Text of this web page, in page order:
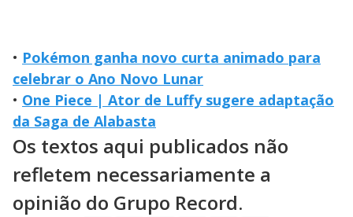
• Pokémon ganha novo curta animado para
celebrar o Ano Novo Lunar
• One Piece | Ator de Luffy sugere adaptação
da Saga de Alabasta
Os textos aqui publicados não
refletem necessariamente a
opinião do Grupo Record.